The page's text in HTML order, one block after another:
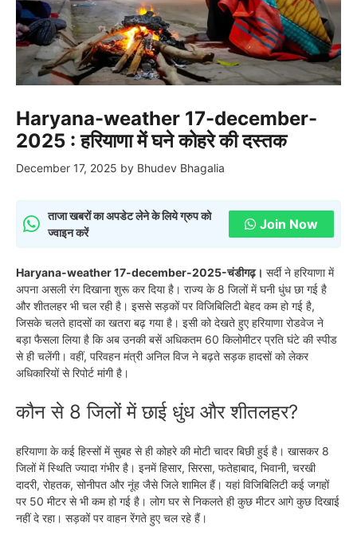
Haryana-weather 17-december-
2025 : हरियाणा में घने कोहरे की दस्तक
December 17, 2025 by Bhudev Bhagalia
ताजा खबरों का अपडेट लेने के लिये ग्रुप को
ज्वाइन करें
Join Now
Haryana-weather 17-december-2025-चंडीगढ़। सर्दी ने हरियाणा में
अपना असली रंग दिखाना शुरू कर दिया है। राज्य के 8 जिलों में घनी धुंध छा गई है
और शीतलहर भी चल रही है। इससे सड़कों पर विजिबिलिटी बेहद कम हो गई है,
जिसके चलते हादसों का खतरा बढ़ गया है। इसी को देखते हुए हरियाणा रोडवेज ने
बड़ा फैसला लिया है कि अब उनकी बसें अधिकतम 60 किलोमीटर प्रति घंटे की स्पीड
से ही चलेंगी। वहीं, परिवहन मंत्री अनिल विज ने बढ़ते सड़क हादसों को लेकर
अधिकारियों से रिपोर्ट मांगी है।
कौन से 8 जिलों में छाई धुंध और शीतलहर?
हरियाणा के कई हिस्सों में सुबह से ही कोहरे की मोटी चादर बिछी हुई है। खासकर 8
जिलों में स्थिति ज्यादा गंभीर है। इनमें हिसार, सिरसा, फतेहाबाद, भिवानी, चरखी
दादरी, रोहतक, सोनीपत और नूंह जैसे जिले शामिल हैं। यहां विजिबिलिटी कई जगहों
पर 50 मीटर से भी कम हो गई है। लोग घर से निकलते ही कुछ मीटर आगे कुछ दिखाई
नहीं दे रहा। सड़कों पर वाहन रेंगते हुए चल रहे हैं।